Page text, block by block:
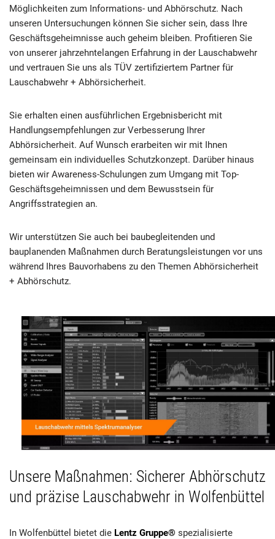
Möglichkeiten zum Informations- und Abhörschutz. Nach
unseren Untersuchungen können Sie sicher sein, dass Ihre
Geschäftsgeheimnisse auch geheim bleiben. Profitieren Sie
von unserer jahrzehntelangen Erfahrung in der Lauschabwehr
und vertrauen Sie uns als TÜV zertifiziertem Partner für
Lauschabwehr + Abhörsicherheit.
Sie erhalten einen ausführlichen Ergebnisbericht mit
Handlungsempfehlungen zur Verbesserung Ihrer
Abhörsicherheit. Auf Wunsch erarbeiten wir mit Ihnen
gemeinsam ein individuelles Schutzkonzept. Darüber hinaus
bieten wir Awareness-Schulungen zum Umgang mit Top-
Geschäftsgeheimnissen und dem Bewusstsein für
Angriffsstrategien an.
Wir unterstützen Sie auch bei baubegleitenden und
bauplanenden Maßnahmen durch Beratungsleistungen vor uns
während Ihres Bauvorhabens zu den Themen Abhörsicherheit
+ Abhörschutz.
Unsere Maßnahmen: Sicherer Abhörschutz
und präzise Lauschabwehr in Wolfenbüttel
In Wolfenbüttel bietet die Lentz Gruppe® spezialisierte